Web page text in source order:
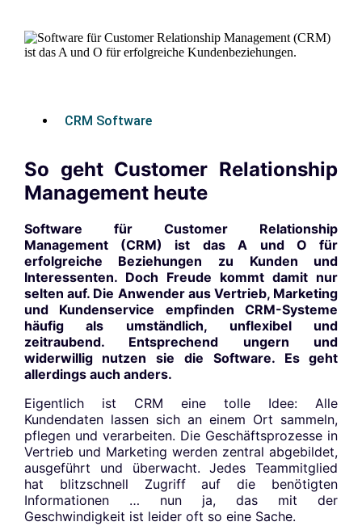
CRM Software
So geht Customer Relationship
Management heute
Software für Customer Relationship
Management (CRM) ist das A und O für
erfolgreiche Beziehungen zu Kunden und
Interessenten. Doch Freude kommt damit nur
selten auf. Die Anwender aus Vertrieb, Marketing
und Kundenservice empfinden CRM-Systeme
häufig als umständlich, unflexibel und
zeitraubend. Entsprechend ungern und
widerwillig nutzen sie die Software. Es geht
allerdings auch anders.
Eigentlich ist CRM eine tolle Idee: Alle
Kundendaten lassen sich an einem Ort sammeln,
pflegen und verarbeiten. Die Geschäftsprozesse in
Vertrieb und Marketing werden zentral abgebildet,
ausgeführt und überwacht. Jedes Teammitglied
hat blitzschnell Zugriff auf die benötigten
Informationen … nun ja, das mit der
Geschwindigkeit ist leider oft so eine Sache.